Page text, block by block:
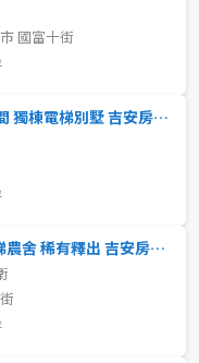
國富十街
遠百商圈 輕屋齡 邊間 獨棟電梯別墅 吉安房仲推薦
吉安行政區 全新電梯農舍 稀有釋出 吉安房仲推薦